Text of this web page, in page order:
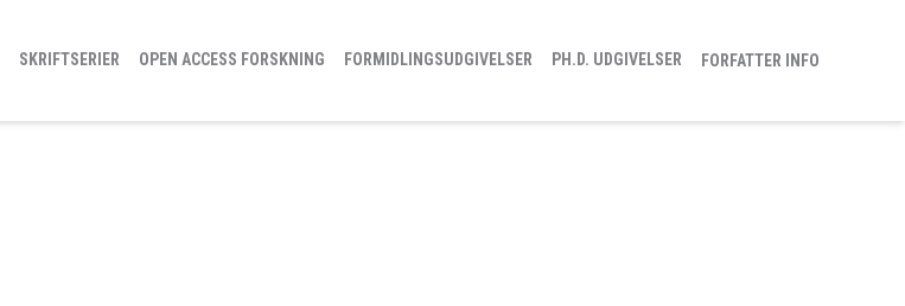
SKRIFTSERIER OPEN ACCESS FORSKNING FORMIDLINGSUDGIVELSER PH.D. UDGIVELSER FORFATTER INFO